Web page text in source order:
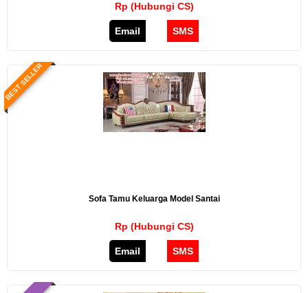
Rp (Hubungi CS)
Email SMS
BEST SELLER
Sofa Tamu Keluarga Model Santai
Rp (Hubungi CS)
Email SMS